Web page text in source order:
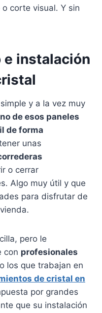
corte visual. Y sin
e instalación
y a la vez muy
de esos paneles
de forma
unas
o cerrar
Algo muy útil y que
para disfrutar de
pero le
con profesionales
los que trabajan en
de cristal en
por grandes
que su instalación